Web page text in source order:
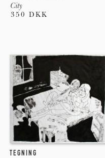
City
350 DKK
TEGNING